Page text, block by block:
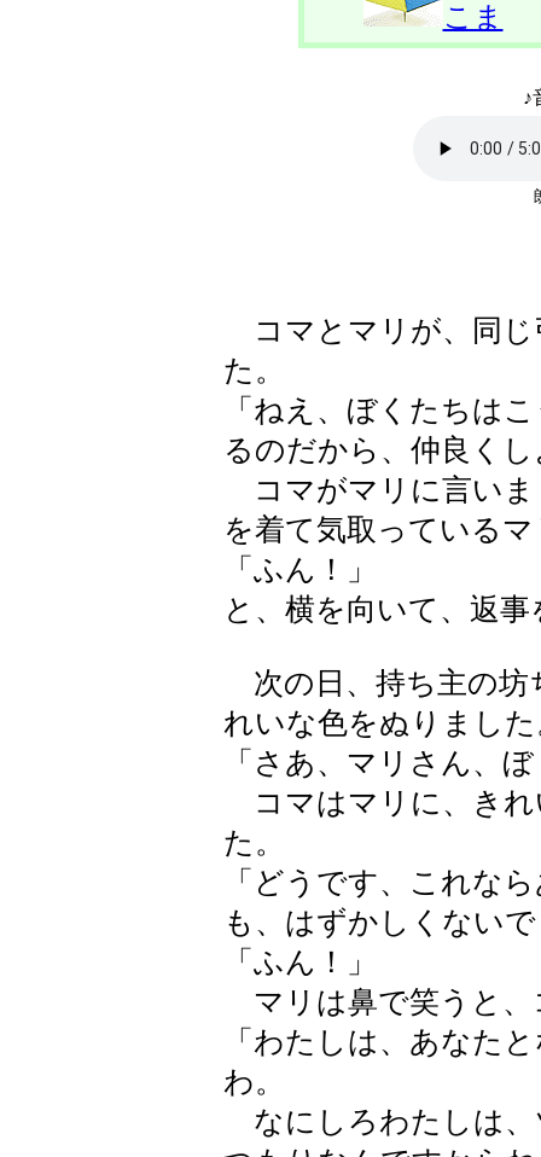
こま
♪
コマとマリが、同じ
た。
「ねえ、ぼくたちは
るのだから、仲良く
コマがマリに言いま
を着て気取っている
「ふん！」
と、横を向いて、返
次の日、持ち主の坊
れいな色をぬりまし
「さあ、マリさん、
コマはマリに、きれ
た。
「どうです、これな
も、はずかしくない
「ふん！」
マリは鼻で笑うと、
「わたしは、あなた
わ。
なにしろわたしは、